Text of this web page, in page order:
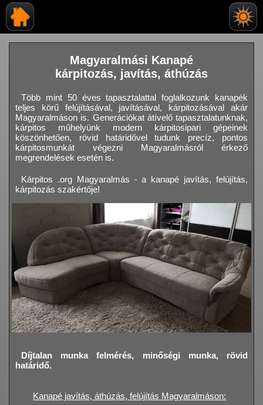
Magyaralmási Kanapé
kárpitozás, javítás, áthúzás
Több mint 50 éves tapasztalattal foglalkozunk kanapék
teljes körű felújításával, javításával, kárpitozásával akár
Magyaralmáson is. Generációkat átívelő tapasztalatunknak,
kárpitos műhelyünk modern kárpitosipari gépeinek
köszönhetően, rövid határidővel tudunk precíz, pontos
kárpitosmunkát végezni Magyaralmásról érkező
megrendelések esetén is.
Kárpitos .org Magyaralmás - a kanapé javítás, felújítás,
kárpitozás szakértője!
Díjtalan munka felmérés, minőségi munka, rövid
határidő.
Kanapé javítás, áthúzás, felújítás Magyaralmáson: